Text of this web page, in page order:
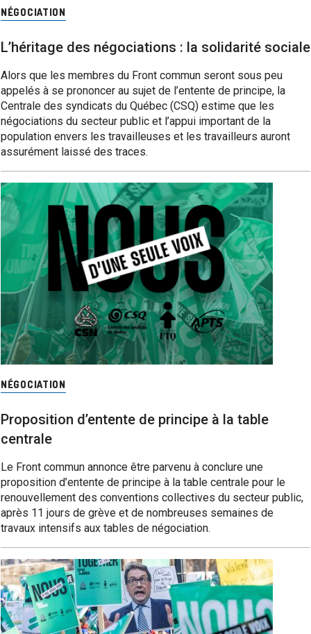
NÉGOCIATION
L’héritage des négociations : la solidarité sociale
Alors que les membres du Front commun seront sous peu
appelés à se prononcer au sujet de l’entente de principe, la
Centrale des syndicats du Québec (CSQ) estime que les
négociations du secteur public et l’appui important de la
population envers les travailleuses et les travailleurs auront
assurément laissé des traces.
NÉGOCIATION
Proposition d’entente de principe à la table
centrale
Le Front commun annonce être parvenu à conclure une
proposition d’entente de principe à la table centrale pour le
renouvellement des conventions collectives du secteur public,
après 11 jours de grève et de nombreuses semaines de
travaux intensifs aux tables de négociation.